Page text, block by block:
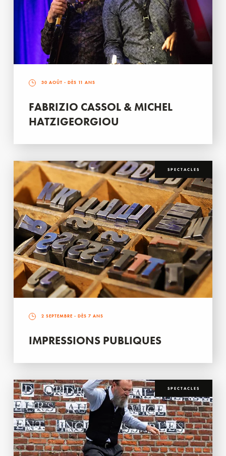
30 AOÛT - DÈS 11 ANS
FABRIZIO CASSOL & MICHEL
HATZIGEORGIOU
SPECTACLES
2 SEPTEMBRE - DÈS 7 ANS
IMPRESSIONS PUBLIQUES
SPECTACLES